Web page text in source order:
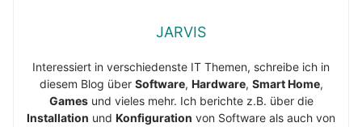
JARVIS
Interessiert in verschiedenste IT Themen, schreibe ich in
diesem Blog über Software, Hardware, Smart Home,
Gamesund vieles mehr. Ich berichte z.B. über die
Installation und Konfiguration von Software als auch von